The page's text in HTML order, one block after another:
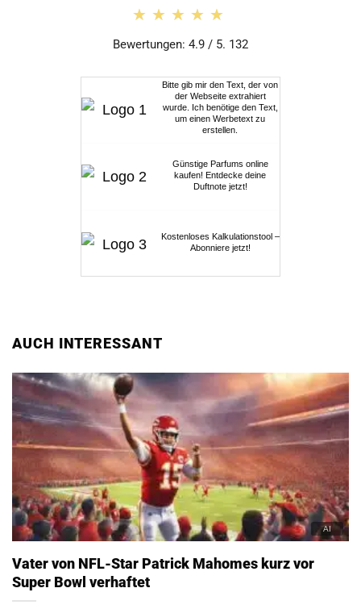
★★★★★
★★★★★
Bewertungen: 4.9 / 5. 132
Bitte gib mir den Text, der von
der Webseite extrahiert
wurde. Ich benötige den Text,
um einen Werbetext zu
erstellen.
Günstige Parfums online
kaufen! Entdecke deine
Duftnote jetzt!
Kostenloses Kalkulationstool –
Abonniere jetzt!
AUCH INTERESSANT
Vater von NFL-Star Patrick Mahomes kurz vor
Super Bowl verhaftet